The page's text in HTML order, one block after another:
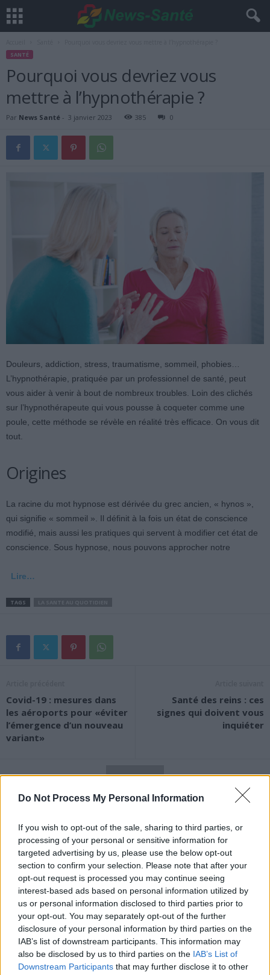
Do Not Process My Personal Information
If you wish to opt-out of the sale, sharing to third parties, or
processing of your personal or sensitive information for
targeted advertising by us, please use the below opt-out
section to confirm your selection. Please note that after your
opt-out request is processed you may continue seeing
interest-based ads based on personal information utilized by
us or personal information disclosed to third parties prior to
your opt-out. You may separately opt-out of the further
disclosure of your personal information by third parties on the
IAB’s list of downstream participants. This information may
also be disclosed by us to third parties on the IAB’s List of
Downstream Participants that may further disclose it to other
SANTÉ
Pourquoi vous devriez vous
mettre à l’hypnothérapie ?
Par News Santé - 3 janvier 2023 385 0
Douleurs, addiction, stress, traumatisme, sommeil, phobies…
L’hypnothérapie, pratiquée par un professionnel de santé, peut
vous aider à venir à bout de nombreux troubles. Loin des clichés
sur l’hypnothérapeute qui vous pousse à coqueter comme une
poule, cette méthode se révèle en réalité très efficace. On vous dit
tout.
Origines
La racine du mot hypnose est dérivée du grec ancien, « hynos »,
qui signifie « sommeil ». Il définit à la fois un état de conscience
modifié, mais aussi les pratiques qui servent à modifier cet état de
conscience. Sous hypnose, nous pouvons approcher notre
Lire…
TAGS
Covid-19 : mesures dans
les aéroports pour «éviter
l’émergence d’un nouveau
variant»
Santé des reins : ces
signes qui doivent vous
inquiéter
News Santé
https://news-sante.fr
ARTICLES CONNEXES PLUS DE L'AUTEUR
Santé
Canicule : les conseils
Santé
Éclipse du 12 août :
Santé
Un chewing-gum